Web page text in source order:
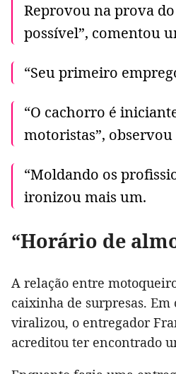
Reprovou na prova
possível”, comentou
“Seu primeiro
“O cachorro é
motoristas”,
“Moldando os
ironizou mais um.
“Horário de
A relação entre
caixinha de surpresas. Em
viralizou, o entregador
acreditou ter encontrado